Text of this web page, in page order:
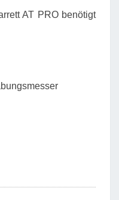
AT PRO benötigt